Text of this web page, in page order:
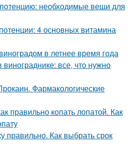
необходимые вещи для
4 основных витамина
в летнее время года
все, что нужно
Фармакологические
правильно копать лопатой. Как
правильно. Как выбрать срок